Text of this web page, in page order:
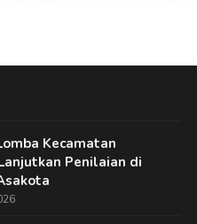
Kecamatan
Penilaian di